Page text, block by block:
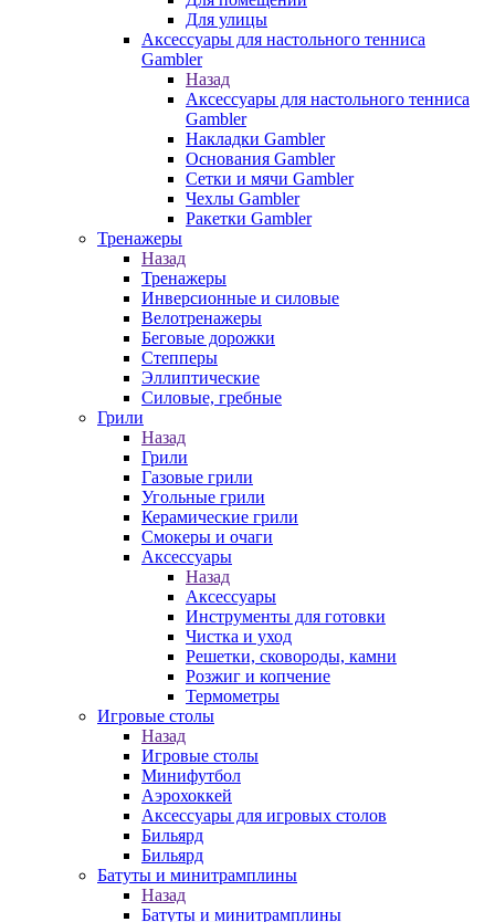
Для улицы
Аксессуары для настольного тенниса
Gambler
Назад
Аксессуары для настольного тенниса
Gambler
Накладки Gambler
Основания Gambler
Сетки и мячи Gambler
Чехлы Gambler
Ракетки Gambler
Тренажеры
Назад
Тренажеры
Инверсионные и силовые
Велотренажеры
Беговые дорожки
Степперы
Эллиптические
Силовые, гребные
Грили
Назад
Грили
Газовые грили
Угольные грили
Керамические грили
Смокеры и очаги
Аксессуары
Назад
Аксессуары
Инструменты для готовки
Чистка и уход
Решетки, сковороды, камни
Розжиг и копчение
Термометры
Игровые столы
Назад
Игровые столы
Минифутбол
Аэрохоккей
Аксессуары для игровых столов
Бильяpд
Бильяpд
Батуты и минитрамплины
Назад
Батуты и минитрамплины